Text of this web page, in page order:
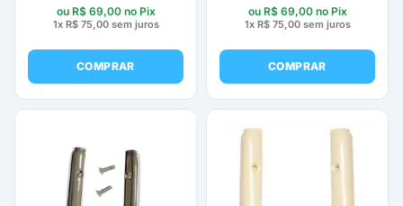
ou R$69,00no Pix
1x R$75,00sem juros
COMPRAR
ou R$69,00no Pix
1x R$75,00sem juros
COMPRAR